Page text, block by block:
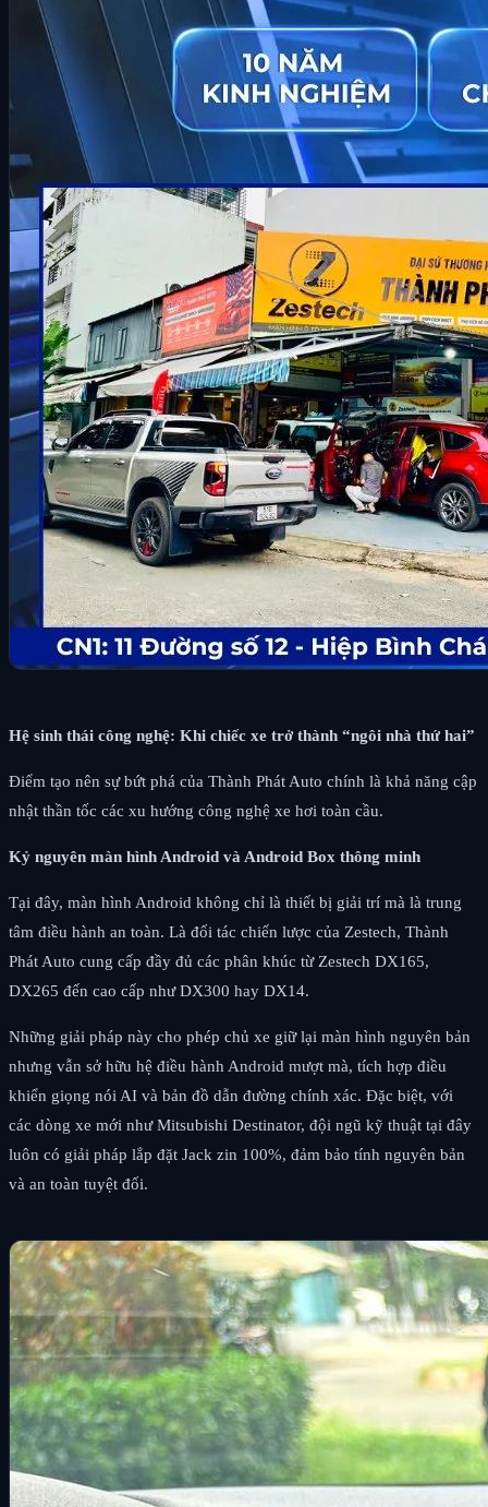
Hệ sinh thái công nghệ: Khi chiếc xe trở thành “ngôi nhà thứ hai”
Điểm tạo nên sự bứt phá của Thành Phát Auto chính là khả năng cập
nhật thần tốc các xu hướng công nghệ xe hơi toàn cầu.
Kỷ nguyên màn hình Android và Android Box thông minh
Tại đây, màn hình Android không chỉ là thiết bị giải trí mà là trung
tâm điều hành an toàn. Là đối tác chiến lược của Zestech, Thành
Phát Auto cung cấp đầy đủ các phân khúc từ Zestech DX165,
DX265 đến cao cấp như DX300 hay DX14.
Những giải pháp này cho phép chủ xe giữ lại màn hình nguyên bản
nhưng vẫn sở hữu hệ điều hành Android mượt mà, tích hợp điều
khiển giọng nói AI và bản đồ dẫn đường chính xác. Đặc biệt, với
các dòng xe mới như Mitsubishi Destinator, đội ngũ kỹ thuật tại đây
luôn có giải pháp lắp đặt Jack zin 100%, đảm bảo tính nguyên bản
và an toàn tuyệt đối.